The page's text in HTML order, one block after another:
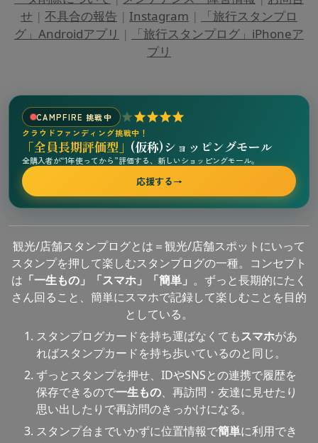
せ | 不具合の報告 | Instagram |
「旅行スタンプロ
グ」Androidアプリ |
「旅行スタンプログ」iPhoneア
プリ
CAMPFIRE 挑戦中
クラウドファンディング挑戦中！
「全員長期評価型」 (仮称)ショッピングモール
全購入者が“1年使ってから”評価する、新しいショッピングモール。
応援する→
観光/店舗スタンプログとは＝観光/店舗スポットにいって
スタンプを押して楽しむスタンプログの一種。コンセプト
は 「一生もの」「スマホ」「簡単」 。ずっと長期的にたく
さん回ること、簡単にスマホで記録して楽しむことを目的
としている。
スタンプログカードを持ち運ばなくてもスマホがあ
ればスタンプカードを持ち歩いているのと同じ。
ずっとスタンプを押せ、IDやSNSとの連携で履歴を
保存できるので一生もの、再訪問・友達に見せたり
思い出したりで再訪問のきっかけになる。
スタンプ台までいかずに位置情報で簡単に利用でき